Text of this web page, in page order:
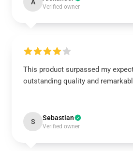
A
Verified owner
This product surpassed my
outstanding quality and
S Sebastian
Verified owner